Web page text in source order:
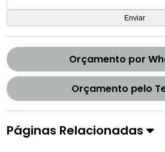
Orçamento por
Orçamento pelo
Páginas Relacionadas